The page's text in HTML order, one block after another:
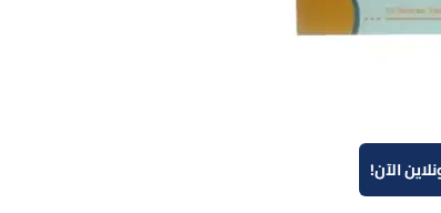
الآن!